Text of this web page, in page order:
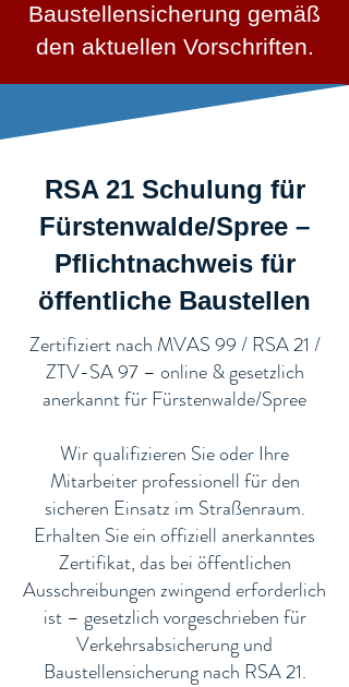
Baustellensicherung gemäß
den aktuellen Vorschriften.
RSA 21 Schulung für
Fürstenwalde/Spree –
Pflichtnachweis für
öffentliche Baustellen​
​Zertifiziert nach MVAS 99 / RSA 21 /
ZTV-SA 97 – online & gesetzlich
anerkannt für Fürstenwalde/Spree
Wir qualifizieren Sie oder Ihre
Mitarbeiter professionell für den
sicheren Einsatz im Straßenraum.
Erhalten Sie ein offiziell anerkanntes
Zertifikat, das bei öffentlichen
Ausschreibungen zwingend erforderlich
ist – gesetzlich vorgeschrieben für
Verkehrsabsicherung und
Baustellensicherung nach RSA 21.